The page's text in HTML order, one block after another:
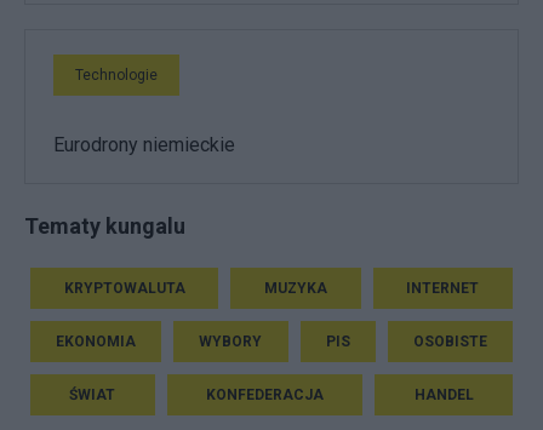
Technologie
Eurodrony niemieckie
Tematy kungalu
KRYPTOWALUTA MUZYKA INTERNET
EKONOMIA WYBORY PIS OSOBISTE
ŚWIAT KONFEDERACJA HANDEL